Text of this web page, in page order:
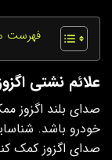
فهرست
علائم نشتی
صدای بلند اگزوز
خودرو باشد.
صدای اگزوز کمک